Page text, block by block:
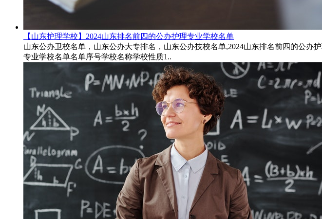
【山东护理学校】2024山东排名前四的公办护理专业学校名单
山东公办卫校名单，山东公办大专排名，山东公办技校名单,2024山东排名前四的公办
专业学校名单名单序号学校名称学校性质1..